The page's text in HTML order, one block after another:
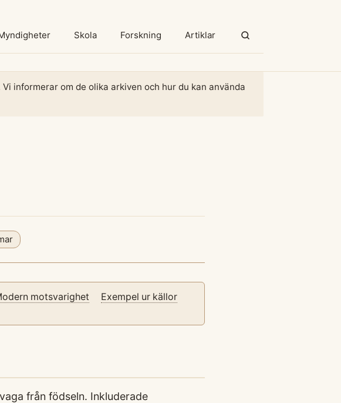
Skola Forskning Artiklar
informerar om de olika arkiven och hur du kan använda
motsvarighet
Exempel ur källor
från födseln. Inkluderade